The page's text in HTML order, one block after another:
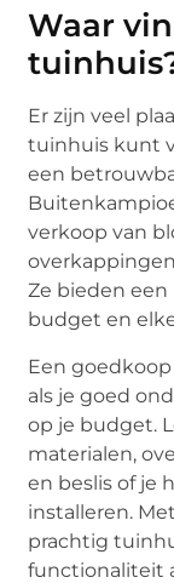
Waar
Er zijn veel
tuinhuis kunt
een
verkoop van
Ze bieden een
budget en
Een
als je goed
op je budget.
materialen,
en beslis of je
installeren.
prachtig
functionaliteit